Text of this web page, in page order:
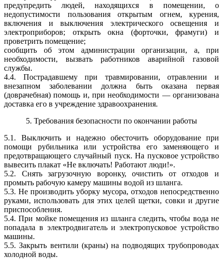
предупредить людей, находящихся в помещении, о
недопустимости пользования открытым огнем, курения,
включения и выключения электрического освещения и
электроприборов; открыть окна (форточки, фрамуги) и
проветрить помещение;
сообщить об этом администрации организации, а, при
необходимости, вызвать работников аварийной газовой
службы.
4.4. Пострадавшему при травмировании, отравлении и
внезапном заболевании должна быть оказана первая
(доврачебная) помощь и, при необходимости — организована
доставка его в учреждение здравоохранения.
5. Требования безопасности по окончании работы
5.1. Выключить и надежно обесточить оборудование при
помощи рубильника или устройства его заменяющего и
предотвращающего случайный пуск. На пусковое устройство
вывесить плакат «Не включать! Работают люди!».
5.2. Снять загрузочную воронку, очистить от отходов и
промыть рабочую камеру машины водой из шланга.
5.3. Не производить уборку мусора, отходов непосредственно
руками, использовать для этих целей щетки, совки и другие
приспособления.
5.4. При мойке помещения из шланга следить, чтобы вода не
попадала в электродвигатель и электропусковое устройство
машины.
5.5. Закрыть вентили (краны) на подводящих трубопроводах
холодной воды.